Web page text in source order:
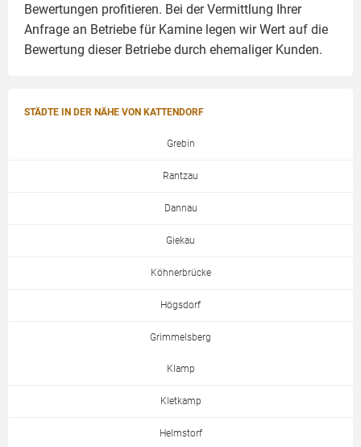
Bewertungen profitieren. Bei der Vermittlung Ihrer
Anfrage an Betriebe für Kamine legen wir Wert auf die
Bewertung dieser Betriebe durch ehemaliger Kunden.
STÄDTE IN DER NÄHE VON KATTENDORF
Grebin
Rantzau
Dannau
Giekau
Köhnerbrücke
Högsdorf
Grimmelsberg
Klamp
Kletkamp
Helmstorf